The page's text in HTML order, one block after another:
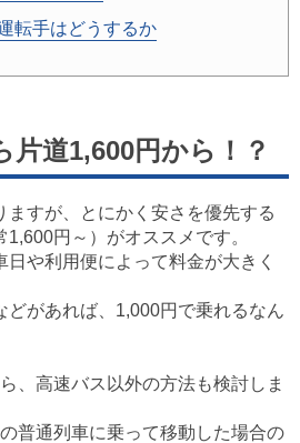
転手はどうするか
片道1,600円から！？
ますが、とにかく安さを優先する
円～）がオススメです。
や利用便によって料金が大きく
どがあれば、1,000円で乗れるなん
、高速バス以外の方法も検討しま
普通列車に乗って移動した場合の